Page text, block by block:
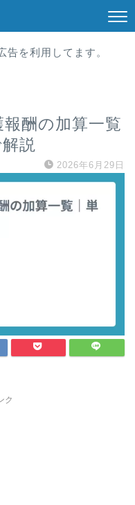
を利用してます。
報酬の加算一覧
説
2026年6月29日
ク